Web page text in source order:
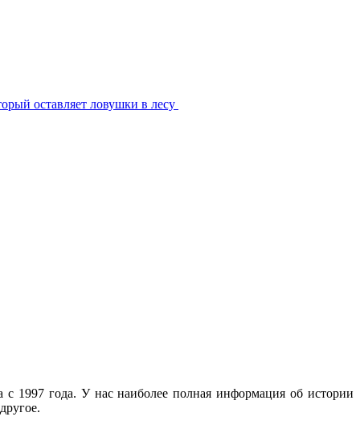
оставляет ловушки в лесу
года. У нас наиболее полная информация об истории